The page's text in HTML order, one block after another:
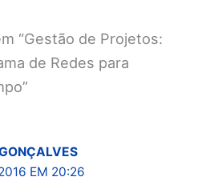
“Gestão de Projetos:
de Redes para
EM 20:26